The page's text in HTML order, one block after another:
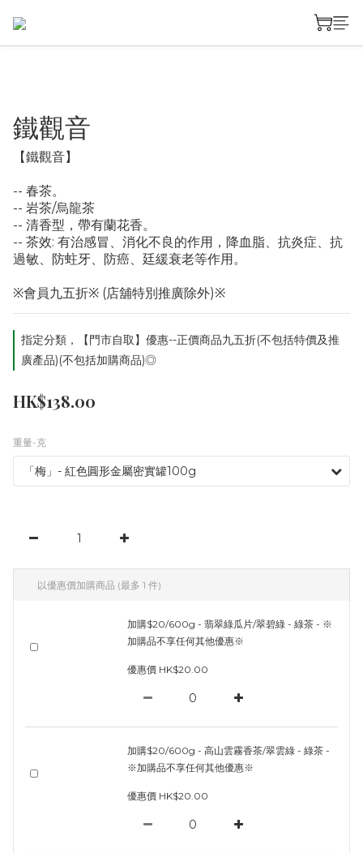
鐵觀音
【鐵觀音】
-- 春茶。
-- 岩茶/烏龍茶
-- 清香型，帶有蘭花香。
-- 茶效: 有治感冒、消化不良的作用，降血脂、抗炎症、抗
過敏、防蛀牙、防癌、廷緩衰老等作用。
※會員九五折※ (店舖特別推廣除外)※
指定分類，【門市自取】優惠--正價商品九五折(不包括特價及推
廣產品)(不包括加購商品)◎
HK$138.00
重量-克
以優惠價加購商品 (最多 1 件)
加購$20/600g - 翡翠綠瓜片/翠碧綠 - 綠茶 - ※
加購品不享任何其他優惠※
優惠價 HK$20.00
加購$20/600g - 高山雲霧香茶/翠雲綠 - 綠茶 -
※加購品不享任何其他優惠※
優惠價 HK$20.00